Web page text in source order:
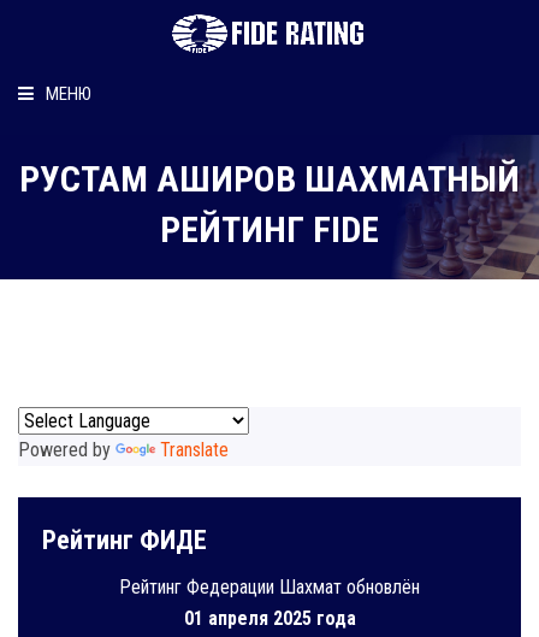
МЕНЮ
Рейтинг шахматиста
Персональный информер
РУСТАМ АШИРОВ ШАХМАТНЫЙ
РЕЙТИНГ FIDE
Powered by Translate
Рейтинг ФИДЕ
Рейтинг Федерации Шахмат обновлён
01 апреля 2025 года